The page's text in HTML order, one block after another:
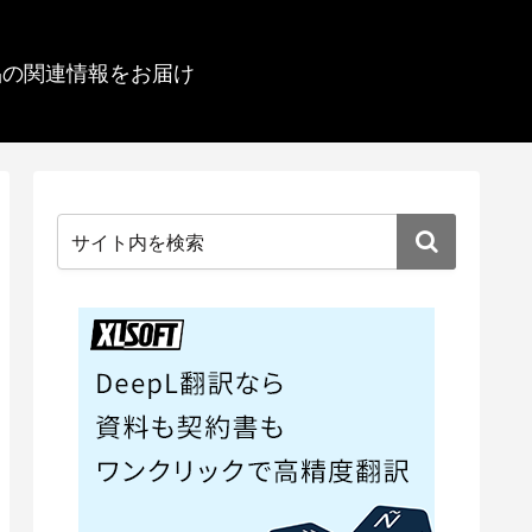
関連情報をお届け